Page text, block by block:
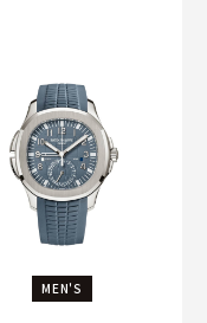
MEN'S